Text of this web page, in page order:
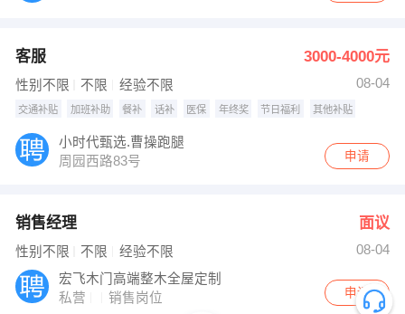
客服 3000-4000元
性别不限 不限 经验不限 08-04
交通补贴 加班补助 餐补 话补 医保 年终奖 节日福利 其他补贴
小时代甄选.曹操跑腿
周园西路83号
申请
销售经理 面议
性别不限 不限 经验不限
08-04
宏飞木门高端整木全屋定制
私营
销售岗位 申请